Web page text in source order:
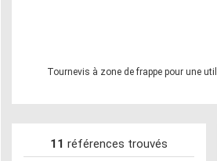
Tournevis à zone de frappe pour une
11 références trouvés